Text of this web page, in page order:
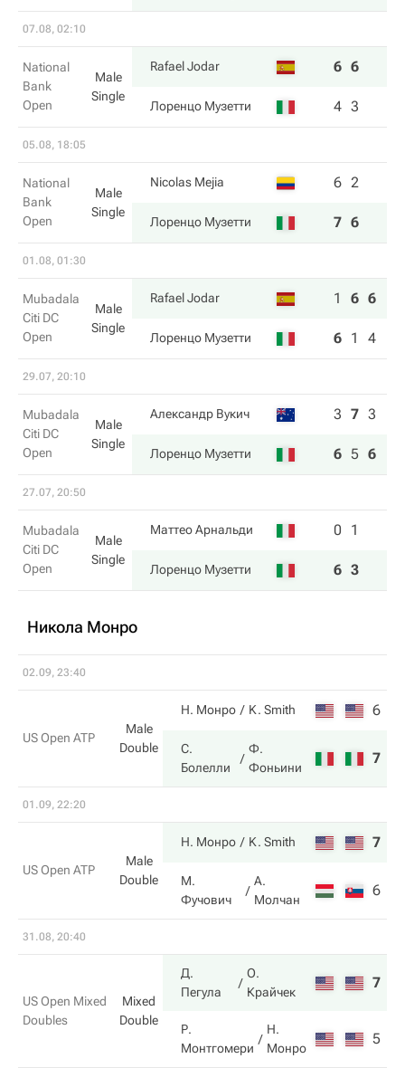
07.08, 02:10
National
Bank
Open
Male
Single
Rafael Jodar 6 6
Лоренцо Музетти 4 3
05.08, 18:05
National
Bank
Open
Male
Single
Nicolas Mejia 6 2
Лоренцо Музетти 7 6
01.08, 01:30
Mubadala
Citi DC
Open
Male
Single
Rafael Jodar 1 6 6
Лоренцо Музетти 6 1 4
29.07, 20:10
Mubadala
Citi DC
Open
Male
Single
Александр Вукич 3 7 3
Лоренцо Музетти 6 5 6
27.07, 20:50
Mubadala
Citi DC
Open
Male
Single
Маттео Арнальди 0 1
Лоренцо Музетти 6 3
Никола Монро
02.09, 23:40
US Open ATP
Male
Double
Н. Монро K. Smith 6
С.
Болелли
Ф.
Фоньини
7
01.09, 22:20
US Open ATP
Male
Double
Н. Монро K. Smith 7
М.
Фучович
А.
Молчан
6
31.08, 20:40
US Open Mixed
Doubles
Mixed
Double
Д.
Пегула
О.
Крайчек
7
Р.
Монтгомери
Н.
Монро
5